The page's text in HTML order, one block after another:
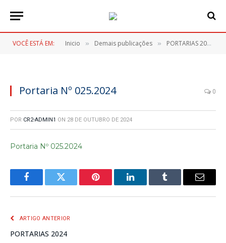
VOCÊ ESTÁ EM: Inicio » Demais publicações » PORTARIAS 2024
Portaria Nº 025.2024 0
POR CR2-ADMIN1 ON 28 DE OUTUBRO DE 2024
Portaria Nº 025.2024
FacebookTwitter Pinterest LinkedInTumblr
E-
ARTIGO ANTERIOR
PORTARIAS 2024